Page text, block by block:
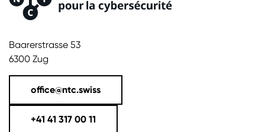
Baarerstrasse 53
6300 Zug
office@ntc.swiss
+41 41 317 00 11